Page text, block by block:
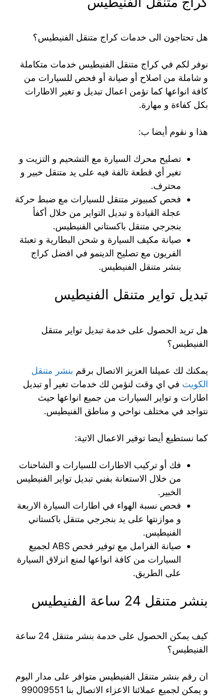
هل تحتاجون الى خدمات كراج متنقل الفنيطيس؟
نوفر لكم في كراج متنقل الفنيطيس خدمات متكاملة
و شاملة من اصلاح أو صيانة أو فحص للسيارات من
كافة انواعها كما نؤمن اعمال تبديل و تغير الاطارات
بكل كفاءة و مهارة.
هذا و نقوم أيضا ب:
تصليح محرك السيارة مع التشحيم و التزيت و
تغير أي قطعة تالفة فيه على يد متنقل خبير و
محترف.
فحص كمبيوتر متنقل للسيارات مع ضبط حركة
عجلة القيادة و تبديل التواير من خلال أكفأ
بنجرجي متنقل باكستاني الفنيطيس.
صيانة مكيف السيارة و شحن البطارية و تعبئة
الفريون مع تصليح الدينمو في افضل كراج
بنشر متنقل الفنيطيس.
تبديل تواير متنقل الفنيطيس
هل تريد الحصول على خدمة تبديل تواير متنقل
الفنيطيس؟
يمكنك لك عميلنا العزيز الاتصال برقم بنشر متنقل
الكويت في اي وقت لنؤمن لك خدمات تغير أو تبديل
اطارات و تواير السيارات من جميع انواعها حيث
نتواجد في مختلف نواحي و مناطق الفنيطيس.
كما نستطيع أيضا توفير الاعمال الاتية:
فك أو تركيب الاطارات للسيارات و الشاحنات
من خلال الاستعانة بفني تبديل تواير الفنيطيس
الخبير.
فحص نسبة الهواء في اطارات السيارة الاربعة
و موازنتها على يد بنجرجي متنقل باكستاني
الفنيطيس.
صيانة الفرامل مع توفير فحص ABS لجميع
السيارات من كافة انواعها لمنع انزلاق السيارة
على الطريق.
بنشر متنقل 24 ساعة الفنيطيس
كيف يمكن الحصول على خدمة بنشر متنقل 24 ساعة
الفنيطيس؟
ان رقم بنشر متنقل الفنيطيس متوافر على مدار اليوم